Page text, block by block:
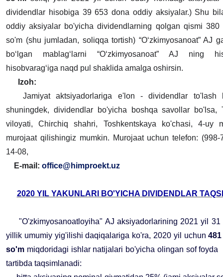
dividendlar hisobiga 39 653 dona oddiy aksiyalar.) Shu
oddiy aksiyalar bo'yicha dividendlarning qolgan qismi 380
so'm (shu jumladan, soliqqa tortish) “O‘zkimyosanoat” AJ
bo‘lgan mablag‘larni “O‘zkimyosanoat” AJ ning
hisobvarag‘iga naqd pul shaklida amalga oshirsin.
Izoh:
Jamiyat aktsiyadorlariga e'lon - dividendlar to'lash
shuningdek, dividendlar bo'yicha boshqa savollar bo'lsa,
viloyati, Chirchiq shahri, Toshkentskaya ko'chasi, 4-uy
murojaat qilishingiz mumkin. Murojaat uchun telefon: (998-
14-08,
E-mail: office@himproekt.uz
2020 YIL YAKUNLARI BO'YICHA DIVIDENDLAR
"O'zkimyosanoatloyiha" AJ aksiyadorlarining 2021 yil 31
yillik umumiy yig'ilishi daqiqalariga ko'ra, 2020 yil uchun
so'm miqdoridagi ishlar natijalari bo'yicha olingan sof foyda
tartibda taqsimlanadi: